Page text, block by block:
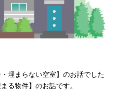
埋まらない空室】のお話でした
る物件】のお話です。